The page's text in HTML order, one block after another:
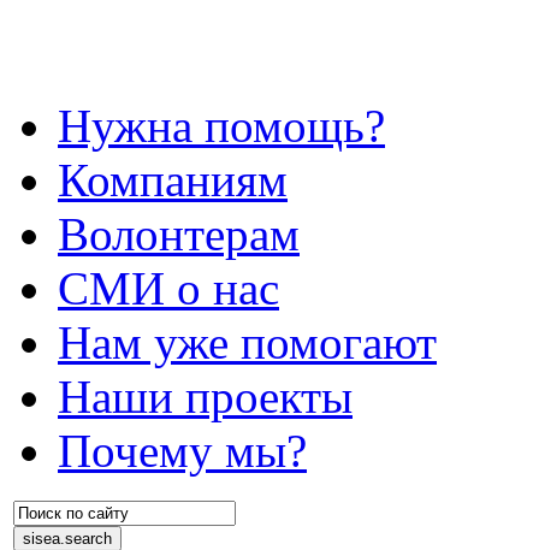
Нужна помощь?
Компаниям
Волонтерам
СМИ о нас
Нам уже помогают
Наши проекты
Почему мы?